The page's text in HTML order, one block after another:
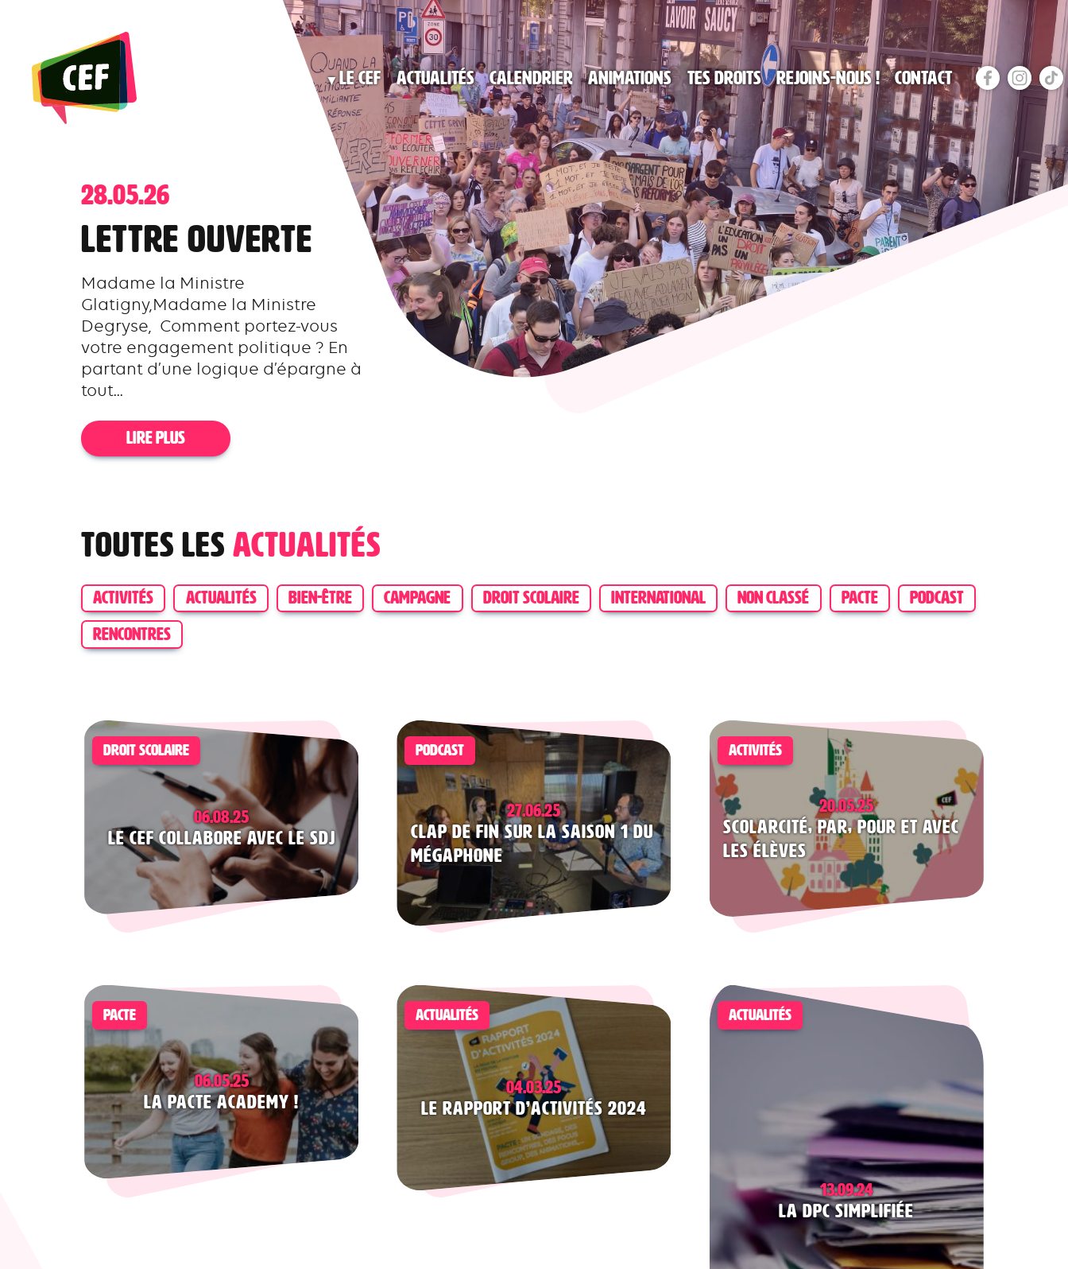
content
Le CEF Actualités Calendrier Animations Tes droits Rejoins-nous ! Contact
28.05.26
Lettre ouverte
Madame la Ministre
Glatigny,Madame la Ministre
Degryse, Comment portez-vous
votre engagement politique ? En
partant d’une logique d’épargne à
tout...
LIRE PLUS
Toutes les actualités
ACTIVITÉS ACTUALITÉS BIEN-ÊTRE CAMPAGNE DROIT SCOLAIRE INTERNATIONAL NON CLASSÉ PACTE
PODCAST
RENCONTRES
DROIT SCOLAIRE
06.08.25
Le CEF collabore avec le SDJ
PODCAST
27.06.25
Clap de fin sur la saison 1 du
Mégaphone
ACTIVITÉS
20.05.25
ScolarCité, par, pour et avec
les élèves
PACTE
06.05.25
La Pacte Academy !
ACTUALITÉS
04.03.25
Le rapport d’activités 2024
ACTUALITÉS
13.09.24
La DPC simplifiée